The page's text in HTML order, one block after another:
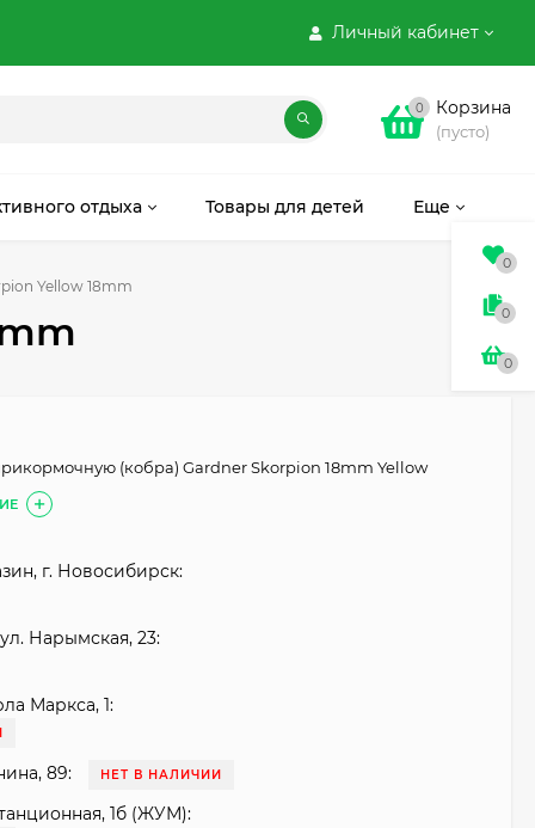
Личный кабинет
0 Корзина
(пусто)
отдыха Товары для детей Еще
Yellow 18mm
(кобра) Gardner Skorpion 18mm Yellow
г. Новосибирск:
Нарымская, 23:
Маркса, 1:
89: НЕТ В НАЛИЧИИ
1б (ЖУМ):
0
0
0